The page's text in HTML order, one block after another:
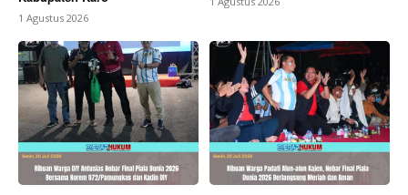
1 Agustus 2026